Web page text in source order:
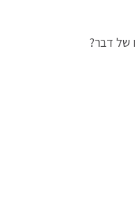
של דבר?